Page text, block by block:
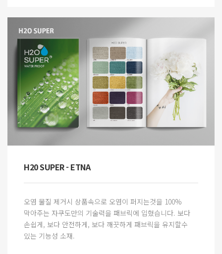
H20 SUPER - ETNA
오염 물질 제거시 상품속으로 오염이 퍼지는것을 100%
막아주는 자쿠도만의 기술력을 패브릭에 입혔습니다. 보다
손쉽게, 보다 안전하게, 보다 깨끗하게 패브릭을 유지할수
있는 기능성 소재.